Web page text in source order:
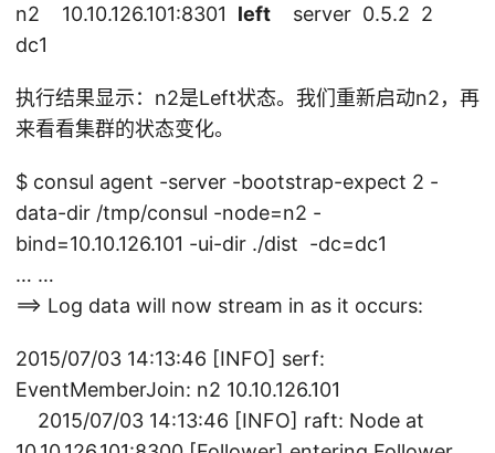
n2 10.10.126.101:8301 left server 0.5.2 2
dc1
执行结果显示：n2是Left状态。我们重新启动n2，再
来看看集群的状态变化。
$ consul agent -server -bootstrap-expect 2 -
data-dir /tmp/consul -node=n2 -
bind=10.10.126.101 -ui-dir ./dist -dc=dc1
… …
==> Log data will now stream in as it occurs:
2015/07/03 14:13:46 [INFO] serf:
EventMemberJoin: n2 10.10.126.101
2015/07/03 14:13:46 [INFO] raft: Node at